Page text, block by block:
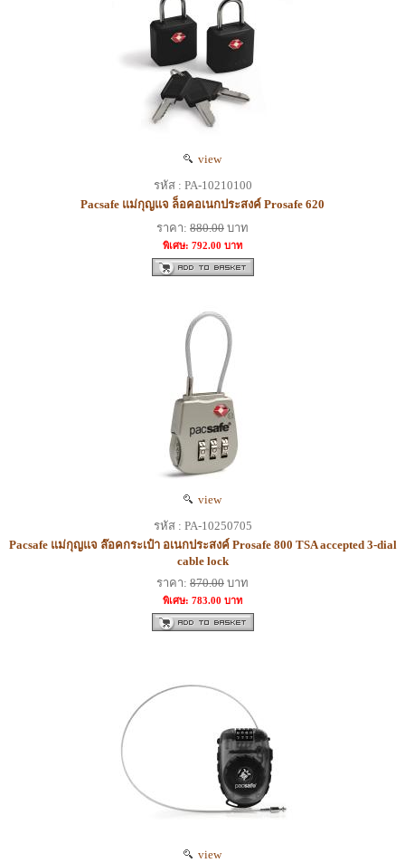
view
รหัส : PA-10210100
Pacsafe แม่กุญแจ ล็อคอเนกประสงค์ Prosafe 620
ราคา: 880.00 บาท
พิเศษ: 792.00 บาท
view
รหัส : PA-10250705
Pacsafe แม่กุญแจ ล๊อคกระเป๋า อเนกประสงค์ Prosafe 800 TSA accepted 3-dial
cable lock
ราคา: 870.00 บาท
พิเศษ: 783.00 บาท
view